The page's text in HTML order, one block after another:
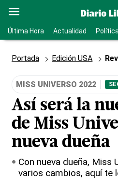
Última Hora Actualidad
Portada Edición USA
MISS UNIVERSO 2022
Así será la
de Miss
nueva dueña
Con nueva dueña, Miss
varios cambios, aquí te